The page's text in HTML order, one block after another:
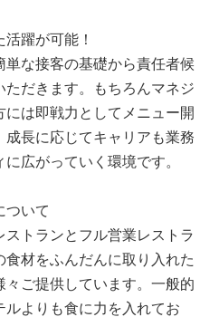
躍が可能！
単な接客の基礎から責任者候
ただきます。もちろんマネジ
には即戦力としてメニュー開
成長に応じてキャリアも業務
広がっていく環境です。
いて
ストランとフル営業レストラ
食材をふんだんに取り入れた
々ご提供しています。一般的
ルよりも食に力を入れてお